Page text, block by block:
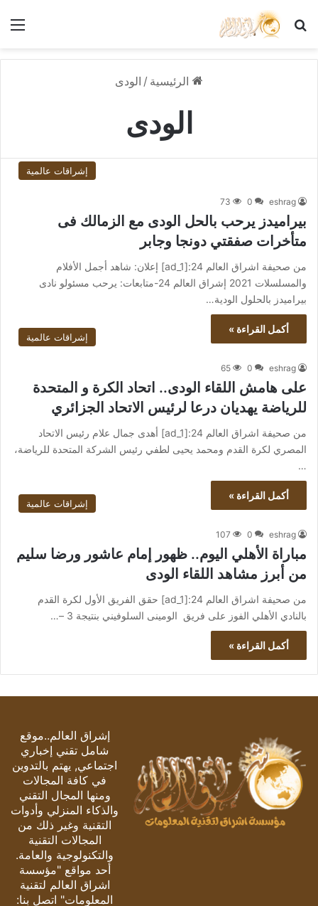
بحث عن
الرئيسية / الودى
الودى
إشراقات عالمية
eshrag
0
73
بيراميدز يرحب بالحل الودى مع الزمالك فى
متأخرات صفقتي دونجا وجابر
من صحيفة اشراق العالم 24:[ad_1] إعلان: شاهد أجمل الأفلام
والمسلسلات 2021 إشراق العالم 24-متابعات: يرحب مسئولو نادى
بيراميدز بالحلول الودية…
أكمل القراءة »
إشراقات عالمية
eshrag
0
65
على هامش اللقاء الودى.. اتحاد الكرة و المتحدة
للرياضة يهديان درعا لرئيس الاتحاد الجزائري
من صحيفة اشراق العالم 24:[ad_1] أهدى جمال علام رئيس الاتحاد
المصري لكرة القدم ومحمد يحيى لطفي رئيس الشركة المتحدة للرياضة،
…
أكمل القراءة »
إشراقات عالمية
eshrag
0
107
مباراة الأهلي اليوم.. ظهور إمام عاشور ورضا سليم
من أبرز مشاهد اللقاء الودى
من صحيفة اشراق العالم 24:[ad_1] حقق الفريق الأول لكرة القدم
بالنادي الأهلي الفوز على فريق الومينى السلوفيني بنتيجة 3 –…
أكمل القراءة »
إشراق العالم..موقع
شامل تقني إخباري
اجتماعي, يهتم بالتدوين
في كافة المجالات
ومنها المجال التقني
والذكاء المنزلي وأدوات
التقنية وغير ذلك من
المجالات التقنية
والتكنولوجية والعامة.
أحد مواقع "مؤسسة
اشراق العالم لتقنية
المعلومات" اتصل بنا: